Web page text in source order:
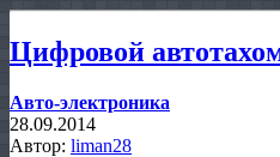
Цифровой
Авто-электроника
28.09.2014
Автор: liman28